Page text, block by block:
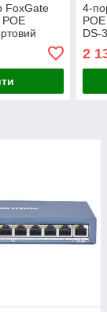
FoxGate
4-
DS-
2